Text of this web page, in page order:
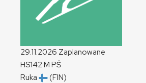
29.11.2026 Zaplanowane
HS142M PŚ
Ruka
(FIN)